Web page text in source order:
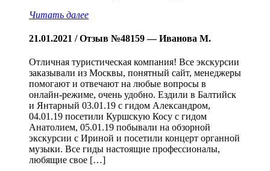
Читать далее
21.01.2021 / Отзыв №48159 — Иванова М.
Отличная туристическая компания! Все экскурсии
заказывали из Москвы, понятный сайт, менеджеры
помогают и отвечают на любые вопросы в
онлайн-режиме, очень удобно. Ездили в Балтийск
и Янтарный 03.01.19 с гидом Александром,
04.01.19 посетили Куршскую Косу с гидом
Анатолием, 05.01.19 побывали на обзорной
экскурсии с Ириной и посетили концерт органной
музыки. Все гиды настоящие профессионалы,
любящие свое […]